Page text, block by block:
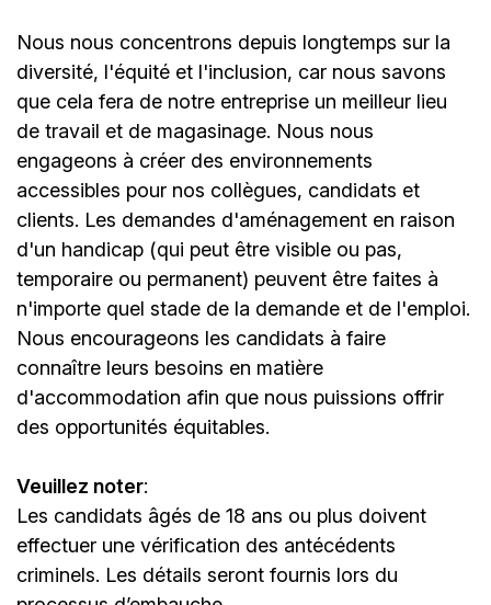
Nous nous concentrons depuis longtemps sur la
diversité, l'équité et l'inclusion, car nous savons
que cela fera de notre entreprise un meilleur lieu
de travail et de magasinage. Nous nous
engageons à créer des environnements
accessibles pour nos collègues, candidats et
clients. Les demandes d'aménagement en raison
d'un handicap (qui peut être visible ou pas,
temporaire ou permanent) peuvent être faites à
n'importe quel stade de la demande et de l'emploi.
Nous encourageons les candidats à faire
connaître leurs besoins en matière
d'accommodation afin que nous puissions offrir
des opportunités équitables.
Veuillez noter:
Les candidats âgés de 18 ans ou plus doivent
effectuer une vérification des antécédents
criminels. Les détails seront fournis lors du